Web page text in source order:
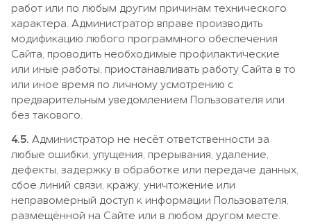
работ или по любым другим причинам технического
характера. Администратор вправе производить
модификацию любого программного обеспечения
Сайта, проводить необходимые профилактические
или иные работы, приостанавливать работу Сайта в то
или иное время по личному усмотрению с
предварительным уведомлением Пользователя или
без такового.
4.5. Администратор не несёт ответственности за
любые ошибки, упущения, прерывания, удаление,
дефекты, задержку в обработке или передаче данных,
сбое линий связи, кражу, уничтожение или
неправомерный доступ к информации Пользователя,
размещённой на Сайте или в любом другом месте.